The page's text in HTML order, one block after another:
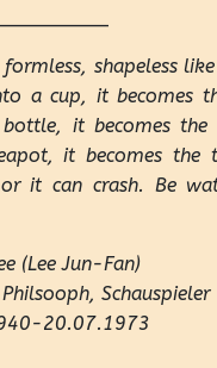
shapeless
a cup, it becomes
it becomes the
it becomes the
it can crash. Be
(Lee Jun-Fan)
Schauspieler
20.07.1973